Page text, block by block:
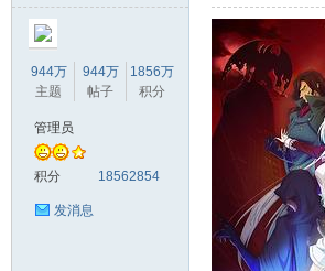
944万
主题
944万
帖子
1856万
积分
管理员
积分 18562854
发消息